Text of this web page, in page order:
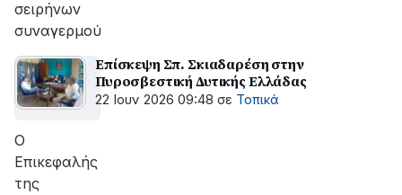
σειρήνων
συναγερμού
Επίσκεψη Σπ. Σκιαδαρέση στην
Πυροσβεστική Δυτικής Ελλάδας
22 Ιουν 2026 09:48 σε Τοπικά
Ο
Επικεφαλής
της